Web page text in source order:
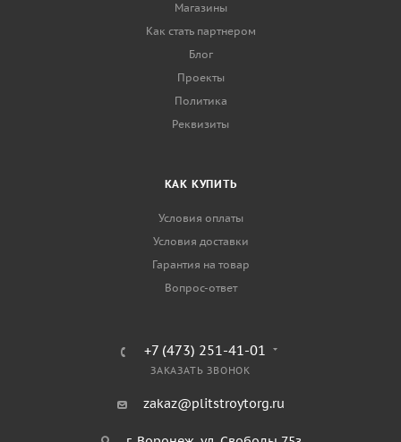
Магазины
Как стать партнером
Блог
Проекты
Политика
Реквизиты
КАК КУПИТЬ
Условия оплаты
Условия доставки
Гарантия на товар
Вопрос-ответ
+7 (473) 251-41-01
ЗАКАЗАТЬ ЗВОНОК
zakaz@plitstroytorg.ru